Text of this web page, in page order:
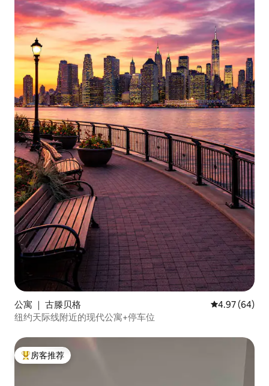
公寓 ｜ 古滕贝格 平均评分 4.97
4.97 (64)
纽约天际线附近的现代公寓+停车位
热门「房客推荐」
房客推荐